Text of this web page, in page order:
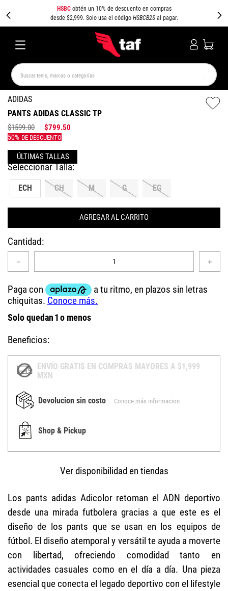
HSBCobtén un 10% de descuento en compras
desde $2,999. Solo usa el código HSBCB2Sal pagar.
Buscar tenis, marcas o categorías
ADIDAS
PANTS ADIDAS CLASSIC TP
$1599.00 $799.50
ECH CH M G EG
AGREGAR AL CARRITO
Cantidad
＋
－
Solo quedan 1 o menos
Beneficios:
ENVÍO GRATIS EN COMPRAS MAYORES A $1,999
MXN
Devolucion sin costo Conoce más informacion
Shop & Pickup
Ver disponibilidad en tiendas
Los pants adidas Adicolor retoman el ADN deportivo
desde una mirada futbolera gracias a que este es el
diseño de los pants que se usan en los equipos de
fútbol. El diseño atemporal y versátil te ayuda a moverte
con libertad, ofreciendo comodidad tanto en
actividades casuales como en el día a día. Una pieza
esencial que conecta el legado deportivo con el lifestyle
TÉRMINOS MÁS BUSCADOS
NEW BALANCE SAMBA
SPEEDCAT SPEZIAL